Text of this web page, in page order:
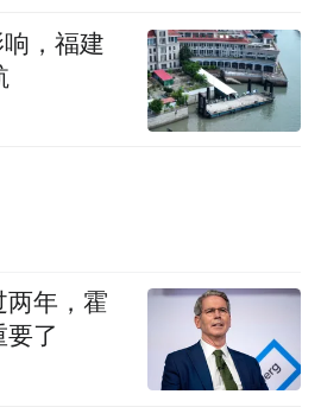
，福建
两年，霍
要了